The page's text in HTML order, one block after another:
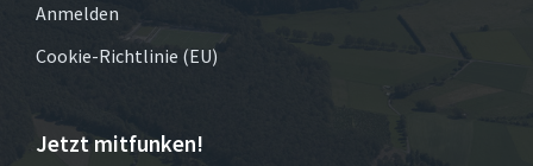
Anmelden
Cookie-Richtlinie (EU)
Jetzt mitfunken!